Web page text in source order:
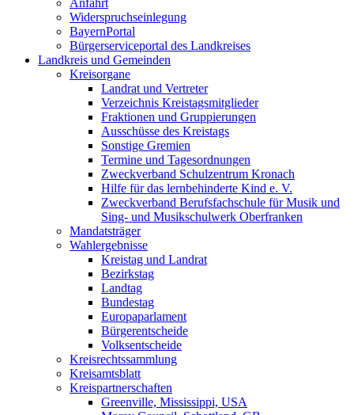
Anfahrt
Widerspruchseinlegung
BayernPortal
Bürgerserviceportal des Landkreises
Landkreis und Gemeinden
Kreisorgane
Landrat und Vertreter
Verzeichnis Kreistagsmitglieder
Fraktionen und Gruppierungen
Ausschüsse des Kreistags
Sonstige Gremien
Termine und Tagesordnungen
Zweckverband Schulzentrum Kronach
Hilfe für das lernbehinderte Kind e. V.
Zweckverband Berufsfachschule für Musik und
Sing- und Musikschulwerk Oberfranken
Mandatsträger
Wahlergebnisse
Kreistag und Landrat
Bezirkstag
Landtag
Bundestag
Europaparlament
Bürgerentscheide
Volksentscheide
Kreisrechtssammlung
Kreisamtsblatt
Kreispartnerschaften
Greenville, Mississippi, USA